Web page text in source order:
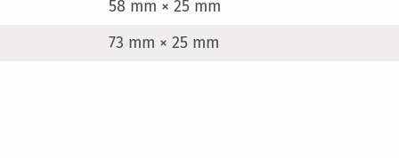
58 mm × 25 mm
73 mm × 25 mm